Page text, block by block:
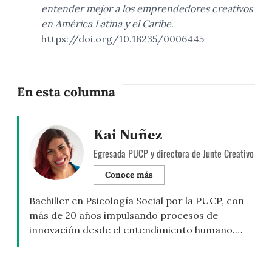
entender mejor a los emprendedores creativos
en América Latina y el Caribe.
https://doi.org/10.18235/0006445
En esta columna
Kai Nuñez
Egresada PUCP y directora de Junte Creativo
Conoce más
Bachiller en Psicología Social por la PUCP, con
más de 20 años impulsando procesos de
innovación desde el entendimiento humano.